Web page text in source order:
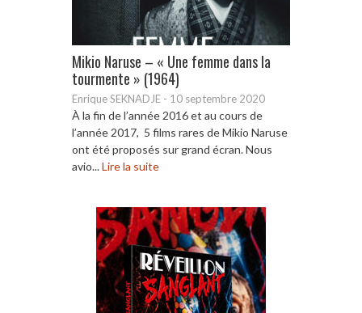
Mikio Naruse – « Une femme dans la
tourmente » (1964)
Enrique SEKNADJE - 10 septembre 2020
À la fin de l’année 2016 et au cours de
l’année 2017, 5 films rares de Mikio Naruse
ont été proposés sur grand écran. Nous
avio...Lire la suite